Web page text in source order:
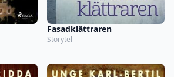
Fasadklättraren
Storytel